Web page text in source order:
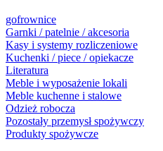
gofrownice
Garnki / patelnie / akcesoria
Kasy i systemy rozliczeniowe
Kuchenki / piece / opiekacze
Literatura
Meble i wyposażenie lokali
Meble kuchenne i stalowe
Odzież robocza
Pozostały przemysł spożywczy
Produkty spożywcze